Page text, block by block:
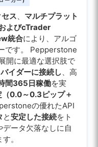
ス、 マルチプラット
よびcTrader
統合により、アルゴ
です。 Pepperstone
開に最適な選択肢で
イダーに接続し、高
間365日稼働を実
0.0～0.3ピップ＋
の優れたAPI
と安定した接続をト
ータ欠落なしに自
。